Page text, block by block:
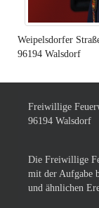
Weipelsdorfer
96194 Walsdorf
Freiwillige
96194 Walsdorf
Die Freiwillige
mit der Aufgabe
und ähnlichen